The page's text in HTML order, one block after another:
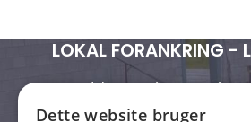
c
e
b
o
LOKAL FORANKRING -
Med base i Lemvig
Dette website bruger